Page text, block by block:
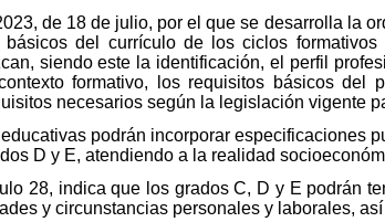
de 18 de julio, por el que se desarrolla la
del currículo de los ciclos
siendo este la identificación, el perfil
formativo, los requisitos básicos del
necesarios según la legislación vigente
podrán incorporar especificaciones
D y E, atendiendo a la realidad
28, indica que los grados C, D y E podrán
y circunstancias personales y laborales,